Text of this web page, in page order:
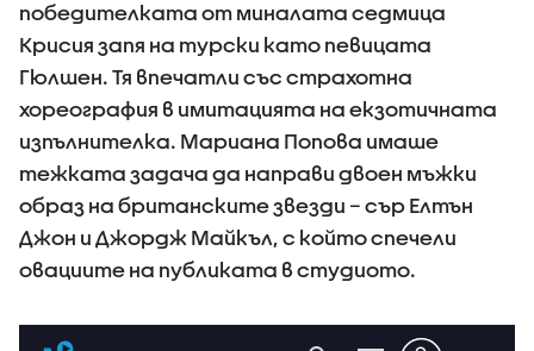
победителката от миналата седмица
Крисия запя на турски като певицата
Гюлшен. Тя впечатли със страхотна
хореография в имитацията на екзотичната
изпълнителка. Мариана Попова имаше
тежката задача да направи двоен мъжки
образ на британските звезди – сър Елтън
Джон и Джордж Майкъл, с който спечели
овациите на публиката в студиото.